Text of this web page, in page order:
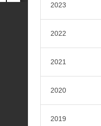
2023
2022
2021
2020
2019